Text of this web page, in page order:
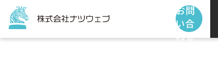
お問
い合
わせ